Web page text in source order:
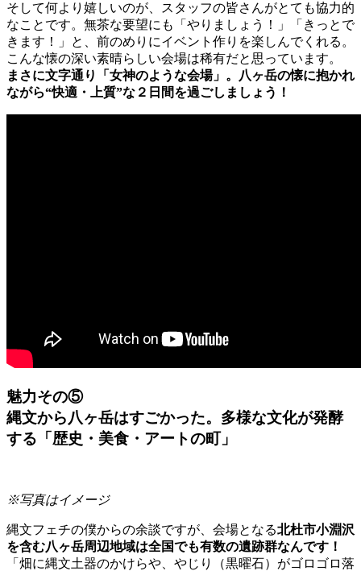
そして何より嬉しいのが、スタッフの皆さんがとても協力的
なことです。無茶な要望にも「やりましょう！」「きっとで
きます！」と、前のめりにイベント作りを楽しんでくれる。
こんな懐の深い素晴らしい会場は稀有だと思っています。
まさに文字通り「女神のような会場」。八ヶ岳の懐に抱かれ
ながら“快適・上質”な２日間を過ごしましょう！
魅力その⑤
縄文から八ヶ岳はすごかった。多様な文化が発酵
する「歴史・美食・アートの町」
※写真はイメージ
縄文フェチの僕からの余談ですが、会場となる北杜市小淵沢
を含む八ヶ岳周辺地域は全国でも有数の遺跡群なんです！
「畑に縄文土器のかけらや、やじり（黒曜石）がゴロゴロ落